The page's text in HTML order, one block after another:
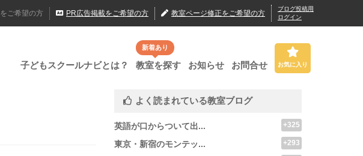
をご希望の方 PR広告掲載をご希望の方 教室ページ修正をご希望の方
ブログ投稿用
ログイン
子どもスクールナビとは？
新着あり
教室を探す お知らせ お問合せ お気に入り
よく読まれている教室ブログ
英語が口からついて出... +325
東京・新宿のモンテッ... +293